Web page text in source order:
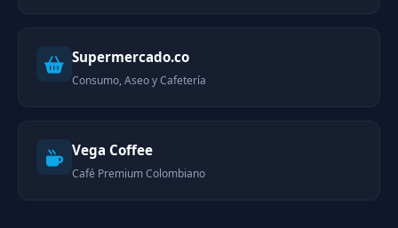
Supermercado.co
Consumo, Aseo y Cafetería
Vega Coffee
Café Premium Colombiano